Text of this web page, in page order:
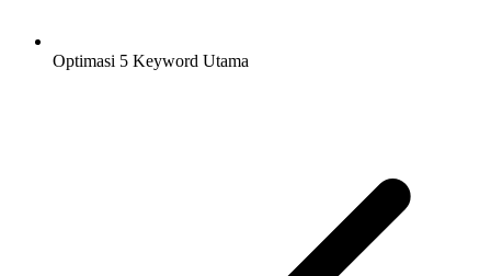
Optimasi 5 Keyword Utama